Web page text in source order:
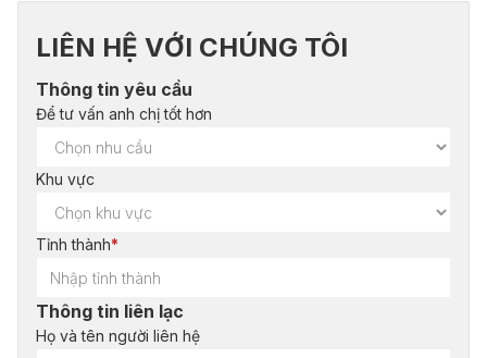
LIÊN HỆ VỚI CHÚNG TÔI
Thông tin yêu cầu
Để tư vấn anh chị tốt hơn
Khu vực
Tỉnh thành*
Thông tin liên lạc
Họ và tên người liên hệ